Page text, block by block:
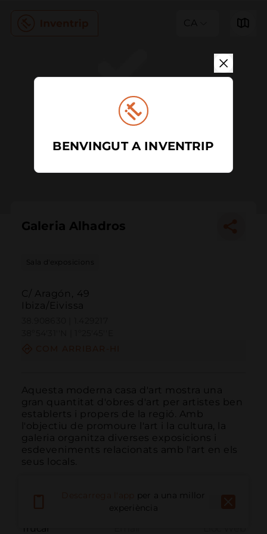
CA
Galeria Alhadros
Sala d'exposicions
C/ Aragón, 49
Ibiza/Eivissa
Aquesta moderna casa d'art mostra una
gran quantitat d'obres d'art per artistes ben
establerts i propers de la regió. Amb
l'objectiu de promoure l'art i la cultura, la
galeria organitza diverses exposicions i
esdeveniments relacionats amb l'art en els
seus locals.
Trucar
per a una millor
experiència
BENVINGUT A INVENTRIP